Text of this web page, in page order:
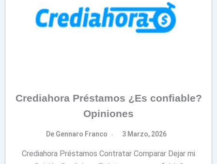
Crediahora Préstamos ¿Es confiable?
Opiniones
De Gennaro Franco 3 Marzo, 2026
Crediahora Préstamos Contratar Comparar Dejar mi